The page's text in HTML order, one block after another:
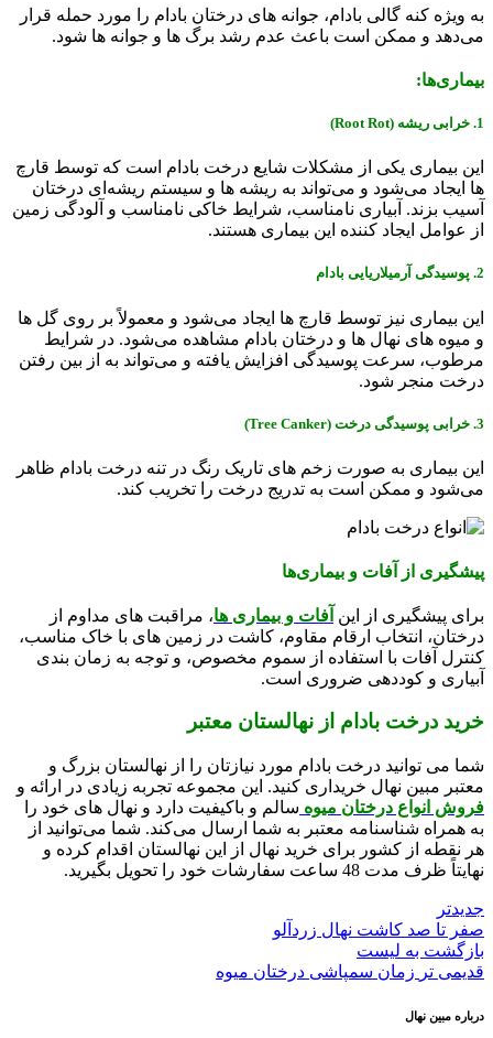
به ویژه کنه گالی بادام، جوانه‌ های درختان بادام را مورد حمله قرار
می‌دهد و ممکن است باعث عدم رشد برگ ‌ها و جوانه ‌ها شود.
بیماری‌ها:
1. خرابی ریشه (Root Rot)
این بیماری یکی از مشکلات شایع درخت بادام است که توسط قارچ‌
ها ایجاد می‌شود و می‌تواند به ریشه ‌ها و سیستم ریشه‌ای درختان
آسیب بزند. آبیاری نامناسب، شرایط خاکی نامناسب و آلودگی زمین
از عوامل ایجاد کننده این بیماری هستند.
2. پوسیدگی آرمیلاریایی بادام
این بیماری نیز توسط قارچ ‌ها ایجاد می‌شود و معمولاً بر روی گل ‌ها
و میوه‌ های نهال ‌ها و درختان بادام مشاهده می‌شود. در شرایط
مرطوب، سرعت پوسیدگی افزایش یافته و می‌تواند به از بین رفتن
درخت منجر شود.
3. خرابی پوسیدگی درخت (Tree Canker)
این بیماری به صورت زخم ‌های تاریک رنگ در تنه درخت بادام ظاهر
می‌شود و ممکن است به تدریج درخت را تخریب کند.
پیشگیری از آفات و بیماری‌ها
برای پیشگیری از این آفات و بیماری ‌ها، مراقبت ‌های مداوم از
درختان، انتخاب ارقام مقاوم، کاشت در زمین ‌های با خاک مناسب،
کنترل آفات با استفاده از سموم مخصوص، و توجه به زمان ‌بندی
آبیاری و کوددهی ضروری است.
خرید درخت بادام از نهالستان معتبر
شما می توانید درخت بادام مورد نیازتان را از نهالستان بزرگ و
معتبر مبین نهال خریداری کنید. این مجموعه تجربه زیادی در ارائه و
فروش انواع درختان میوه سالم و باکیفیت دارد و نهال ‌های خود را
به همراه شناسنامه معتبر به شما ارسال می‌کند. شما می‌توانید از
هر نقطه از کشور برای خرید نهال از این نهالستان اقدام کرده و
نهایتاً ظرف مدت 48 ساعت سفارشات خود را تحویل بگیرید.
جدیدتر
صفر تا صد کاشت نهال زردآلو
بازگشت به لیست
قدیمی تر زمان سمپاشی درختان میوه
درباره مبین نهال